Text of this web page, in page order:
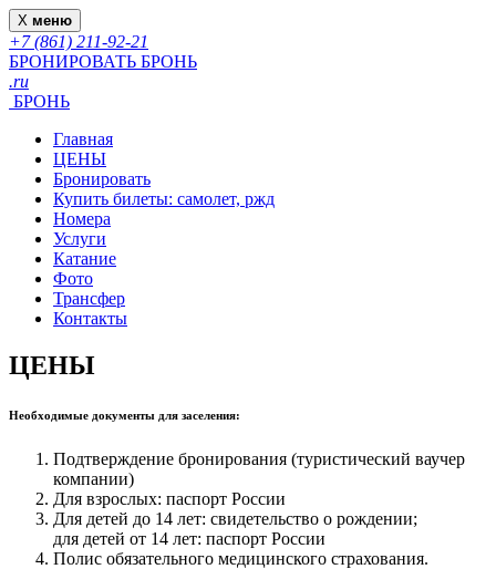
X меню
+7 (861) 211-92-21
БРОНИРОВАТЬ БРОНЬ
.ru
БРОНЬ
Главная
ЦЕНЫ
Бронировать
Купить билеты: самолет, ржд
Номера
Услуги
Катание
Фото
Трансфер
Контакты
ЦЕНЫ
Необходимые документы для заселения:
Подтверждение бронирования (туристический ваучер
компании)
Для взрослых: паспорт России
Для детей до 14 лет: свидетельство о рождении;
для детей от 14 лет: паспорт России
Полис обязательного медицинского страхования.